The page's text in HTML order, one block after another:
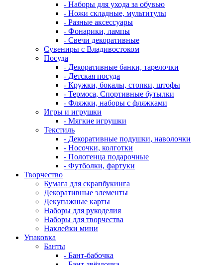
- Наборы для ухода за обувью
- Ножи складные, мультитулы
- Разные аксессуары
- Фонарики, лампы
- Свечи декоративные
Сувениры с Владивостоком
Посуда
- Декоративные банки, тарелочки
- Детская посуда
- Кружки, бокалы, стопки, штофы
- Термоса, Спортивные бутылки
- Фляжки, наборы с фляжками
Игры и игрушки
- Мягкие игрушки
Текстиль
- Декоративные подушки, наволочки
- Носочки, колготки
- Полотенца подарочные
- Футболки, фартуки
Творчество
Бумага для скрапбукинга
Декоративные элементы
Декупажные карты
Наборы для рукоделия
Наборы для творчества
Наклейки мини
Упаковка
Банты
- Бант-бабочка